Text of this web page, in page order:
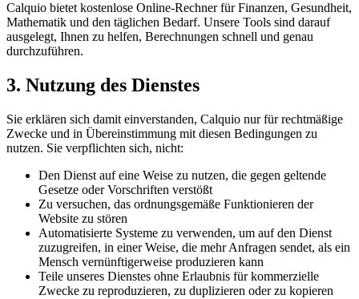
Calquio bietet kostenlose Online-Rechner für Finanzen, Gesundheit,
Mathematik und den täglichen Bedarf. Unsere Tools sind darauf
ausgelegt, Ihnen zu helfen, Berechnungen schnell und genau
durchzuführen.
3. Nutzung des Dienstes
Sie erklären sich damit einverstanden, Calquio nur für rechtmäßige
Zwecke und in Übereinstimmung mit diesen Bedingungen zu
nutzen. Sie verpflichten sich, nicht:
Den Dienst auf eine Weise zu nutzen, die gegen geltende
Gesetze oder Vorschriften verstößt
Zu versuchen, das ordnungsgemäße Funktionieren der
Website zu stören
Automatisierte Systeme zu verwenden, um auf den Dienst
zuzugreifen, in einer Weise, die mehr Anfragen sendet, als ein
Mensch vernünftigerweise produzieren kann
Teile unseres Dienstes ohne Erlaubnis für kommerzielle
Zwecke zu reproduzieren, zu duplizieren oder zu kopieren